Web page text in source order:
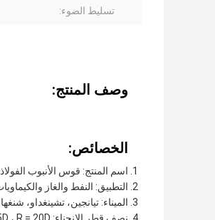
تسليط الضوء:
وصف المنتج:
الخصائص:
اسم المنتج: قوس الأنبوب الفولاذ
التطبيق: النفط والغاز
الميناء: تيانجين، تشينغداو،